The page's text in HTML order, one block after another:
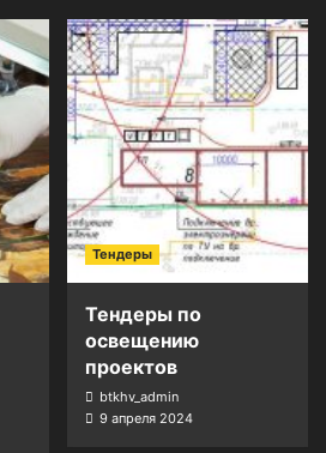
Тендеры
Тендеры по
освещению
проектов
btkhv_admin
9 апреля 2024